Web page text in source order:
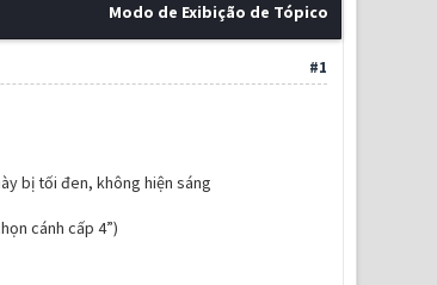
Modo de Exibição de Tópico
#1
bị tối đen, không hiện sáng
cánh cấp 4”)